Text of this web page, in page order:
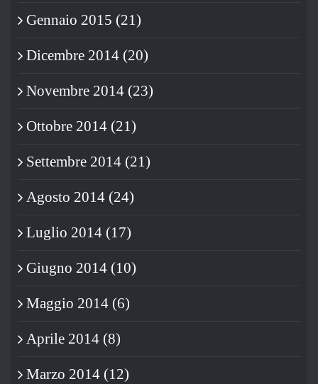
Gennaio 2015 (21)
Dicembre 2014 (20)
Novembre 2014 (23)
Ottobre 2014 (21)
Settembre 2014 (21)
Agosto 2014 (24)
Luglio 2014 (17)
Giugno 2014 (10)
Maggio 2014 (6)
Aprile 2014 (8)
Marzo 2014 (12)